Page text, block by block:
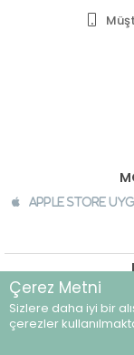
Apple Store
©
Çerez Metni
Sizlere daha iyi bir
çerezler